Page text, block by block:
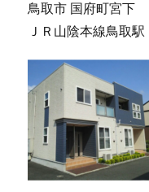
鳥取市 国府町宮下
ＪＲ山陰本線鳥取駅